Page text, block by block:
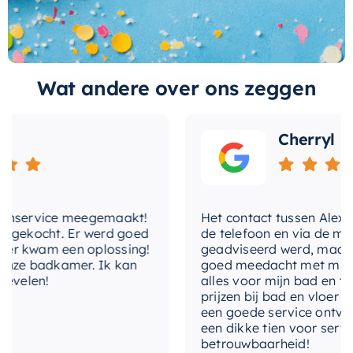
Ontdek vandaag nog de perfecte combinatie
van design en functionaliteit met deze whirlpool.
een persoonlijke spa waar u elke dag opnieuw
met-overloop Ja
vorm
Rechthoekig / 2 ronde
geschikt-voor-
badrandkranen
gewicht 43,5 kg
Wat andere over ons zeggen
meegemaakt!
Er werd goed
een oplossing!
badkamer. Ik kan
Cherryl
Het contact tussen Alex
de telefoon en via de mail,
geadviseerd werd, maar
goed meedacht met mij.
alles voor mijn bad en
prijzen bij bad en vloer
een goede service
een dikke tien voor
betrouwbaarheid!